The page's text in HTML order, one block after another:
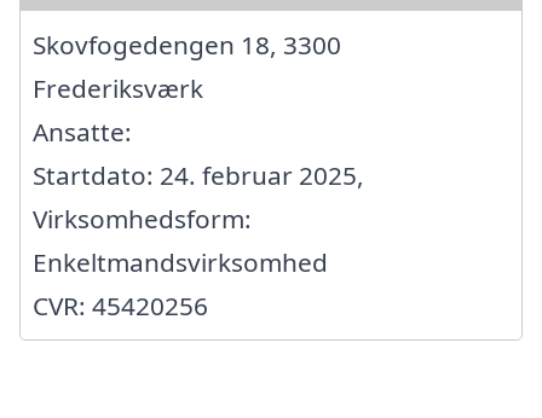
Skovfogedengen 18, 3300
Frederiksværk
Ansatte:
Startdato: 24. februar 2025,
Virksomhedsform:
Enkeltmandsvirksomhed
CVR: 45420256